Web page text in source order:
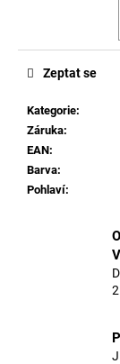
Kategorie:
Záruka:
EAN:
Barva:
Pohlaví:
Zeptat se